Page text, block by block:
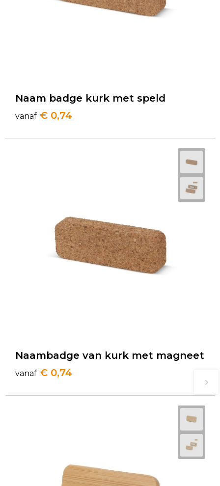
Naam badge kurk met speld
vanaf € 0,74
Naambadge van kurk met magneet
vanaf € 0,74